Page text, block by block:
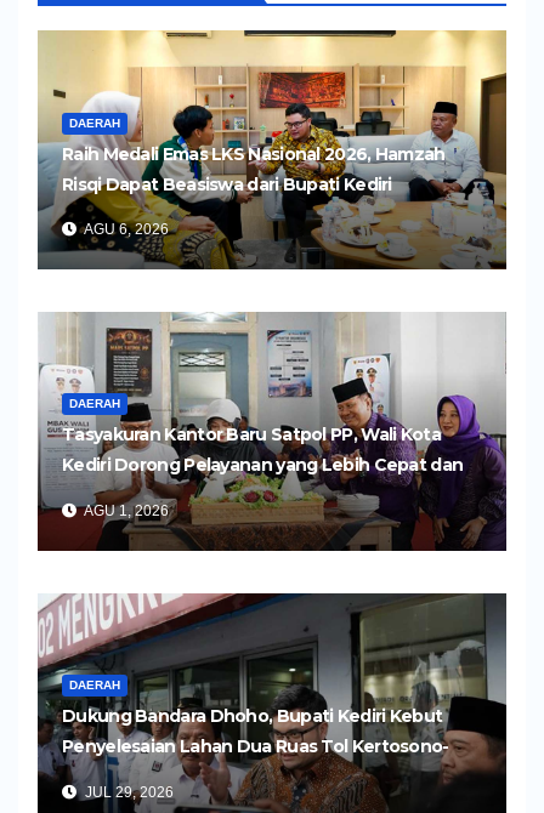
DAERAH
Raih Medali Emas LKS Nasional 2026, Hamzah
Risqi Dapat Beasiswa dari Bupati Kediri
AGU 6, 2026
DAERAH
Tasyakuran Kantor Baru Satpol PP, Wali Kota
Kediri Dorong Pelayanan yang Lebih Cepat dan
Humanis
AGU 1, 2026
DAERAH
Dukung Bandara Dhoho, Bupati Kediri Kebut
Penyelesaian Lahan Dua Ruas Tol Kertosono-
Kediri
JUL 29, 2026